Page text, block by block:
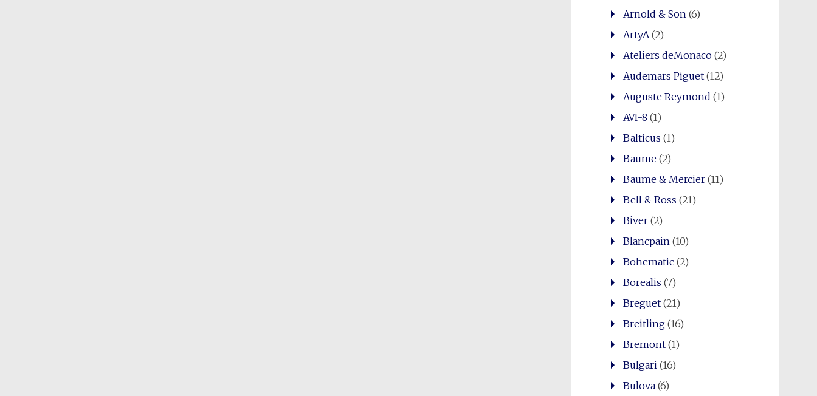
Arnold & Son (6)
ArtyA (2)
Ateliers deMonaco(2)
Audemars Piguet(12)
Auguste Reymond (1)
AVI-8 (1)
Balticus (1)
Baume(2)
Baume & Mercier(11)
Bell & Ross (21)
Biver(2)
Blancpain (10)
Bohematic(2)
Borealis (7)
Breguet(21)
Breitling(16)
Bremont(1)
Bulgari (16)
Bulova(6)